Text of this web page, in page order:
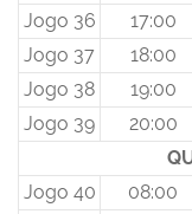
Jogo 36
17:00
Jogo 37
18:00
Jogo 38
19:00
Jogo 39
20:00
Jogo 40
08:00